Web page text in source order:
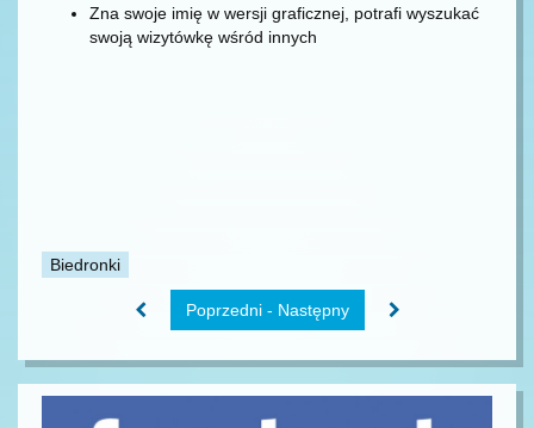
Zna swoje imię w wersji graficznej, potrafi wyszukać
swoją wizytówkę wśród innych
Biedronki
Poprzedni - Następny